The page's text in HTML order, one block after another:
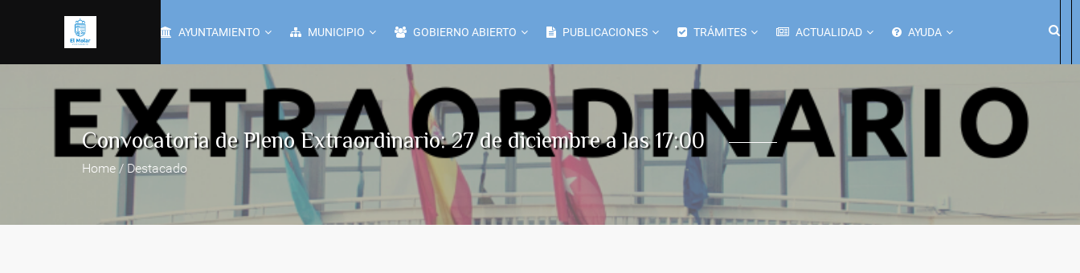
AYUNTAMIENTO MUNICIPIO GOBIERNO ABIERTO PUBLICACIONES TRÁMITES ACTUALIDAD AYUDA
Convocatoria de Pleno Extraordinario: 27 de diciembre a las 17:00
Home / Destacado